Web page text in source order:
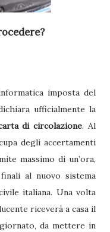
imposta del
ufficialmente la
di circolazione. Al
degli accertamenti
massimo di un’ora,
al nuovo sistema
italiana. Una volta
riceverà a casa il
da mettere in